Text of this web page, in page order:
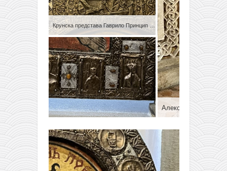
Крунска представа Гаврило Принцип убија Фердинанда
Александар и Игор